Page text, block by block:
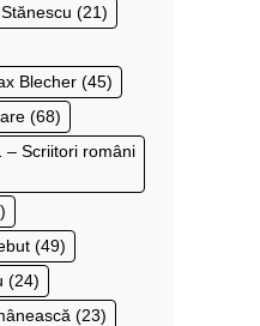
(21)
Blecher (45)
(68)
– Scriitori români
(49)
(24)
(23)